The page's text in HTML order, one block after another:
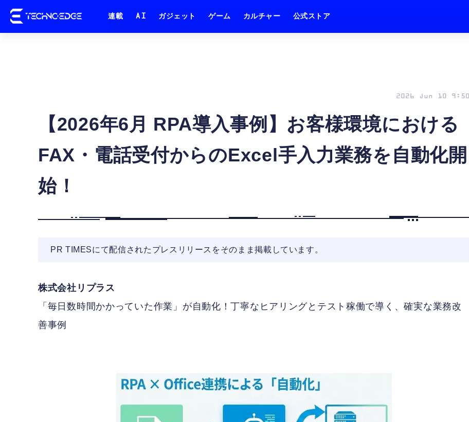
連載 AI ガジェット ゲーム カルチャー 公式ストア
【2026年6月 RPA導入事例】お客様環境における
FAX・電話受付からのExcel手入力業務を自動化開
始！
2026 Jun 10 9:50
PR TIMESにて配信されたプレスリリースをそのまま掲載しています。
株式会社リプラス
「毎日数時間かかっていた作業」が自動化！丁寧なヒアリングとテスト稼働で導く、確実な業務改
善事例